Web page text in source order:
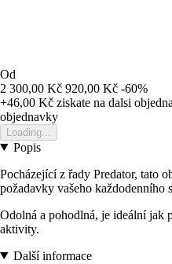
Od
2 300,00 Kč 920,00 Kč -60%
+46,00 Kč ziskate na dalsi
objednavky
Loading...
Popis
Pocházející z řady Predator, tato
požadavky vašeho každodenního
Odolná a pohodlná, je ideální jak
aktivity.
Další informace